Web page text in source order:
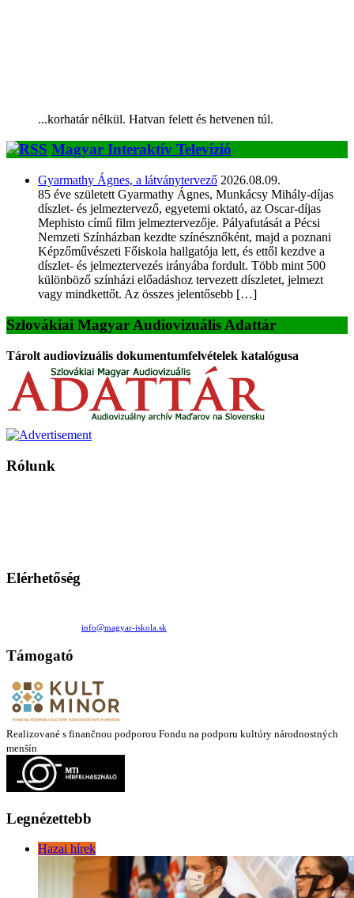
...korhatár nélkül. Hatvan felett és hetvenen túl.
Magyar Interaktív Televízió
Gyarmathy Ágnes, a látványtervező 2026.08.09.
85 éve született Gyarmathy Ágnes, Munkácsy Mihály-díjas
díszlet- és jelmeztervező, egyetemi oktató, az Oscar-díjas
Mephisto című film jelmeztervezője. Pályafutását a Pécsi
Nemzeti Színházban kezdte színésznőként, majd a poznani
Képzőművészeti Főiskola hallgatója lett, és ettől kezdve a
díszlet- és jelmeztervezés irányába fordult. Több mint 500
különböző színházi előadáshoz tervezett díszletet, jelmezt
vagy mindkettőt. Az összes jelentősebb […]
Szlovákiai Magyar Audiovizuális Adattár
Tárolt audiovizuális dokumentumfelvételek katalógusa
Rólunk
Elérhetőség
info@magyar-iskola.sk
Támogató
Realizované s finančnou podporou Fondu na podporu kultúry národnostných
menšín
Legnézettebb
Hazai hírek